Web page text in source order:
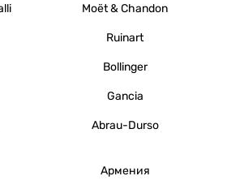
Moët & Chandon
Ruinart
Bollinger
Gancia
Abrau-Durso
Армения